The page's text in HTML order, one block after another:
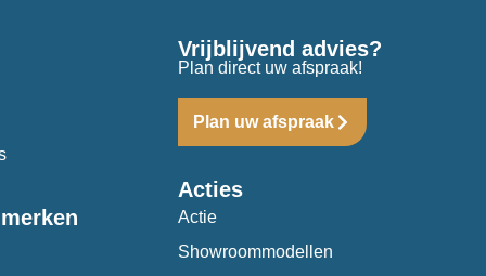
Vrijblijvend advies?
Plan direct uw afspraak!
Plan uw afspraak
Acties
Actie
Showroommodellen